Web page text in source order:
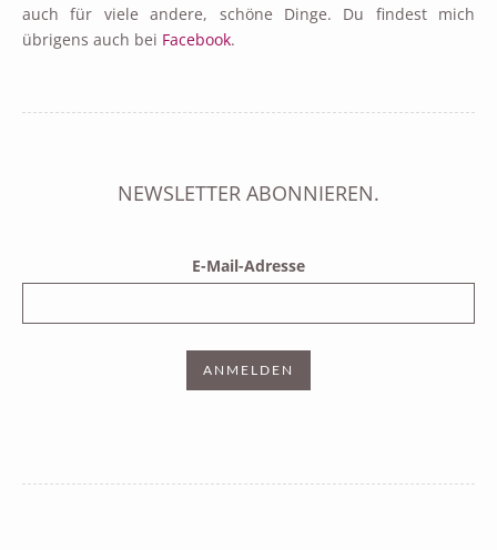
auch für viele andere, schöne Dinge. Du findest mich
übrigens auch bei Facebook.
NEWSLETTER ABONNIEREN.
E-Mail-Adresse